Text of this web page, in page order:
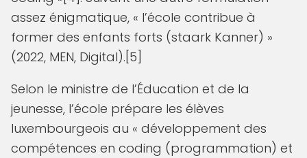
assez énigmatique, « l’école contribue à
former des enfants forts (staark Kanner) »
(2022, MEN, Digital).[5]
Selon le ministre de l’Éducation et de la
jeunesse, l’école prépare les élèves
luxembourgeois au « développement des
compétences en coding (programmation) et